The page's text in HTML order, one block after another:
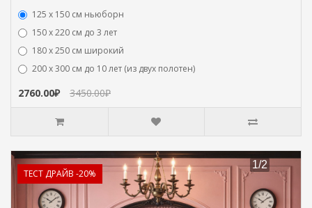
125 x 150 см ньюборн
150 х 220 см до 3 лет
180 х 250 см широкий
200 х 300 см до 10 лет (из двух полотен)
2760.00₽ 3450.00₽
ТЕСТ ДРАЙВ -20%